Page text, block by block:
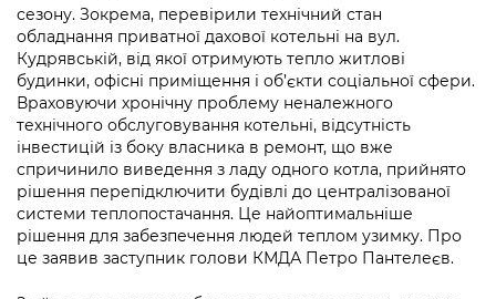
Підприємства, установи, організації
Kyiv International Relations
Річні звіти
Гендерна політика
Безбар'єрність
Київська міська військова адміністрація
Портал Захисників та Захисниць
Безбар'єрність
Портал послуг
Міський застосунок Київ Цифровий
Важливе під час воєнного стану
Уряд» – місцевий рівень»
Важливе під час воєнного стану
Про відкриті дані
Портал даних Києва
Публічні дашборди
сезону. Зокрема, перевірили технічний стан
обладнання приватної дахової котельні на вул.
Кудрявській, від якої отримують тепло житлові
будинки, офісні приміщення і об’єкти соціальної сфери.
Враховуючи хронічну проблему неналежного
технічного обслуговування котельні, відсутність
інвестицій із боку власника в ремонт, що вже
спричинило виведення з ладу одного котла, прийнято
рішення перепідключити будівлі до централізованої
системи теплопостачання. Це найоптимальніше
рішення для забезпечення людей теплом узимку. Про
це заявив заступник голови КМДА Петро Пантелеєв.